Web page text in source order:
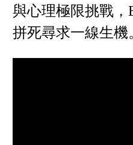
與心理極限挑戰，
拼死尋求一線生機